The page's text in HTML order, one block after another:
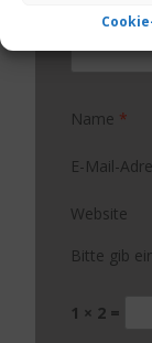
Name *
E-Mail-
Website
Bitte gib
1 × 2 =